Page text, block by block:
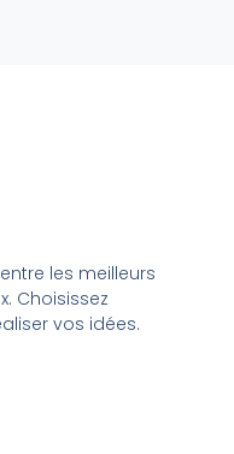
les meilleurs
Choisissez
vos idées.